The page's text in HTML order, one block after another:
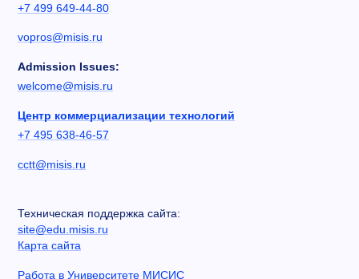
+7 499 649-44-80
vopros@misis.ru
Admission Issues:
welcome@misis.ru
Центр коммерциализации технологий
+7 495 638-46-57
cctt@misis.ru
Техническая поддержка сайта:
site@edu.misis.ru
Карта сайта
Работа в Университете МИСИС